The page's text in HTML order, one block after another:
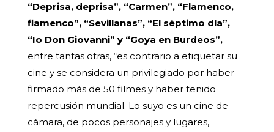
“Deprisa, deprisa”, “Carmen”, “Flamenco,
flamenco”, “Sevillanas”, “El séptimo día”,
“Io Don Giovanni” y “Goya en Burdeos”,
entre tantas otras, “es contrario a etiquetar su
cine y se considera un privilegiado por haber
firmado más de 50 filmes y haber tenido
repercusión mundial. Lo suyo es un cine de
cámara, de pocos personajes y lugares,